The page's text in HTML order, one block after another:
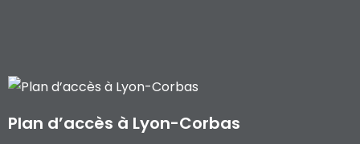
Plan d’accès à Lyon-Corbas